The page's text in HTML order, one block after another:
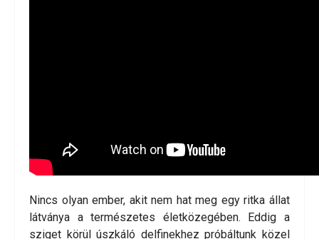
Nincs olyan ember, akit nem hat meg egy ritka állat
látványa a természetes életközegében. Eddig a
sziget körül úszkáló delfinekhez próbáltunk közel